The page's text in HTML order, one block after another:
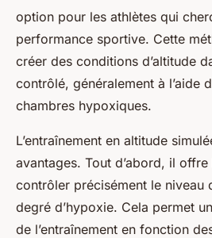
option pour les athlètes qui
performance sportive. Cette
créer des conditions d’altitude
contrôlé, généralement à l’aide
chambres hypoxiques.
L’entraînement en altitude
avantages. Tout d’abord, il
contrôler précisément le niveau
degré d’hypoxie. Cela permet
de l’entraînement en fonction